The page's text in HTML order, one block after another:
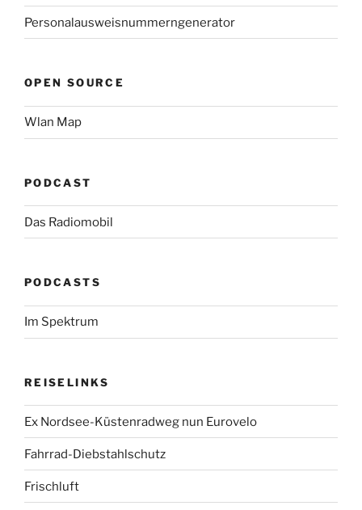
Personalausweisnummerngenerator
OPEN SOURCE
Wlan Map
PODCAST
Das Radiomobil
PODCASTS
Im Spektrum
REISELINKS
Ex Nordsee-Küstenradweg nun Eurovelo
Fahrrad-Diebstahlschutz
Frischluft